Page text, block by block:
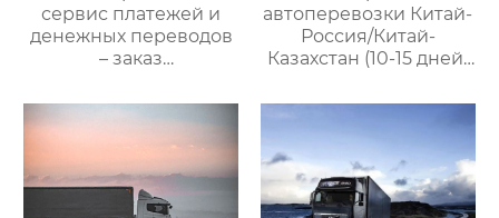
сервис платежей и
денежных переводов
– заказ
поставок
автоперевозки Китай-
Россия/Китай-
Казахстан (10-15 дней)
управлению
международными
цепями поставок